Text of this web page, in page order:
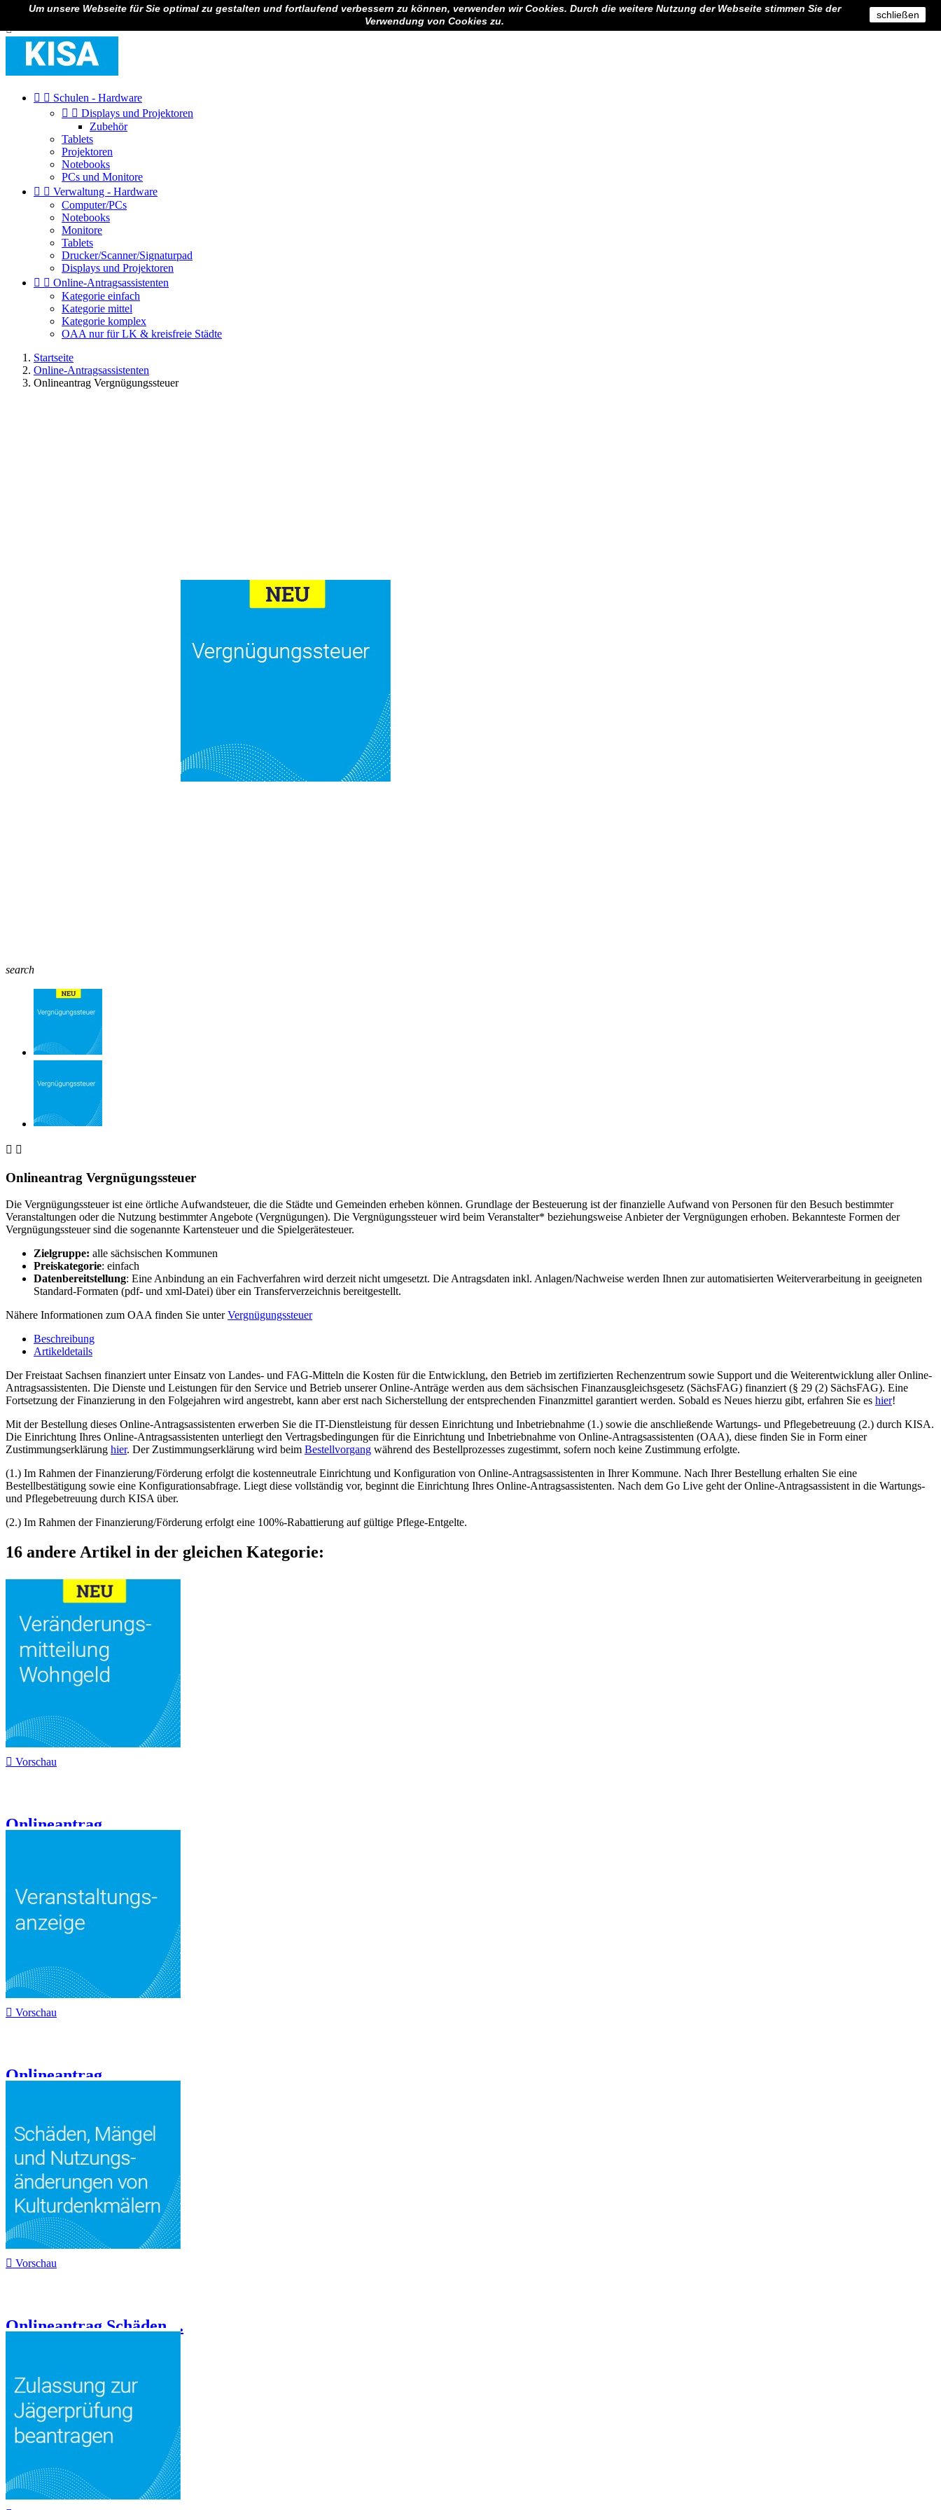
Um unsere Webseite für Sie optimal zu gestalten und fortlaufend verbessern zu können, verwenden wir Cookies. Durch die weitere Nutzung der Webseite stimmen Sie der
Verwendung von Cookies zu.
schließen
Anmelden

  Schulen - Hardware
  Displays und Projektoren
Zubehör
Tablets
Projektoren
Notebooks
PCs und Monitore
  Verwaltung - Hardware
Computer/PCs
Notebooks
Monitore
Tablets
Drucker/Scanner/Signaturpad
Displays und Projektoren
  Online-Antragsassistenten
Kategorie einfach
Kategorie mittel
Kategorie komplex
OAA nur für LK & kreisfreie Städte
Startseite
Online-Antragsassistenten
Onlineantrag Vergnügungssteuer
search
 
Onlineantrag Vergnügungssteuer
Die Vergnügungssteuer ist eine örtliche Aufwandsteuer, die die Städte und Gemeinden erheben können. Grundlage der Besteuerung ist der finanzielle Aufwand von Personen für den Besuch bestimmter
Veranstaltungen oder die Nutzung bestimmter Angebote (Vergnügungen). Die Vergnügungssteuer wird beim Veranstalter* beziehungsweise Anbieter der Vergnügungen erhoben. Bekannteste Formen der
Vergnügungssteuer sind die sogenannte Kartensteuer und die Spielgerätesteuer.
Zielgruppe: alle sächsischen Kommunen
Preiskategorie: einfach
Datenbereitstellung: Eine Anbindung an ein Fachverfahren wird derzeit nicht umgesetzt. Die Antragsdaten inkl. Anlagen/Nachweise werden Ihnen zur automatisierten Weiterverarbeitung in geeigneten
Standard-Formaten (pdf- und xml-Datei) über ein Transferverzeichnis bereitgestellt.
Nähere Informationen zum OAA finden Sie unterVergnügungssteuer
Beschreibung
Artikeldetails
Der Freistaat Sachsen finanziert unter Einsatz von Landes- und FAG-Mitteln die Kosten für die Entwicklung, den Betrieb im zertifizierten Rechenzentrum sowie Support und die Weiterentwicklung aller Online-
Antragsassistenten. Die Dienste und Leistungen für den Service und Betrieb unserer Online-Anträge werden aus dem sächsischen Finanzausgleichsgesetz (SächsFAG) finanziert (§ 29 (2) SächsFAG). Eine
Fortsetzung der Finanzierung in den Folgejahren wird angestrebt, kann aber erst nach Sicherstellung der entsprechenden Finanzmittel garantiert werden. Sobald es Neues hierzu gibt, erfahren Sie es hier!
Mit der Bestellung dieses Online-Antragsassistenten erwerben Sie die IT-Dienstleistung für dessen Einrichtung und Inbetriebnahme (1.) sowie die anschließende Wartungs- und Pflegebetreuung (2.) durch KISA.
Die Einrichtung Ihres Online-Antragsassistenten unterliegt den Vertragsbedingungen für die Einrichtung und Inbetriebnahme von Online-Antragsassistenten (OAA), diese finden Sie in Form einer
Zustimmungserklärung hier. Der Zustimmungserklärung wird beim Bestellvorgang während des Bestellprozesses zugestimmt, sofern noch keine Zustimmung erfolgte.
(1.) Im Rahmen der Finanzierung/Förderung erfolgt die kostenneutrale Einrichtung und Konfiguration von Online-Antragsassistenten in Ihrer Kommune. Nach Ihrer Bestellung erhalten Sie eine
Bestellbestätigung sowie eine Konfigurationsabfrage. Liegt diese vollständig vor, beginnt die Einrichtung Ihres Online-Antragsassistenten. Nach dem Go Live geht der Online-Antragsassistent in die Wartungs-
und Pflegebetreuung durch KISA über.
(2.) Im Rahmen der Finanzierung/Förderung erfolgt eine 100%-Rabattierung auf gültige Pflege-Entgelte.
16 andere Artikel in der gleichen Kategorie:
 Vorschau
Onlineantrag...
 Vorschau
Onlineantrag...
 Vorschau
Onlineantrag Schäden,...